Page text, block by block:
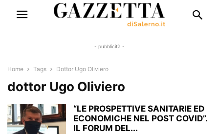
- pubblicità -
Home Tags Dottor Ugo Oliviero
dottor Ugo Oliviero
“LE PROSPETTIVE SANITARIE ED
ECONOMICHE NEL POST COVID”.
IL FORUM DEL...